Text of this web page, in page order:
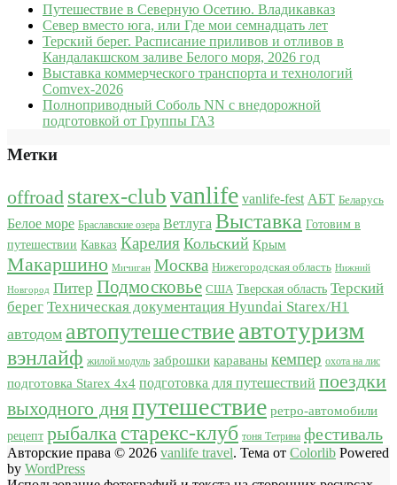
Путешествие в Северную Осетию. Владикавказ
Север вместо юга, или Где мои семнадцать лет
Терский берег. Расписание приливов и отливов в
Кандалакшском заливе Белого моря, 2026 год
Выставка коммерческого транспорта и технологий
Comvex-2026
Полноприводный Соболь NN с внедорожной
подготовкой от Группы ГАЗ
Метки
offroad starex-clubvanlife vanlife-fest АБТ Беларусь
Белое море Браславские озера Ветлуга Выставка Готовим в
путешествии Кавказ Карелия Кольский Крым
Макаршино Мичиган Москва Нижегородская область Нижний
Новгород Питер Подмосковье США Тверская область Терский
берег Техническая документация Hyundai Starex/H1
автодом автопутешествие автотуризм
вэнлайф жилой модуль заброшки караваны кемпер охота на лис
подготовка Starex 4x4 подготовка для путешествий поездки
выходного дняпутешествие ретро-автомобили
рецепт рыбалка старекс-клуб тоня Тетрина фестиваль
Авторские права © 2026 vanlife travel. Тема от Colorlib Powered
by WordPress